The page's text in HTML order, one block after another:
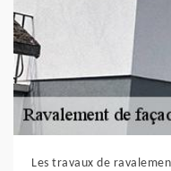
Les travaux de